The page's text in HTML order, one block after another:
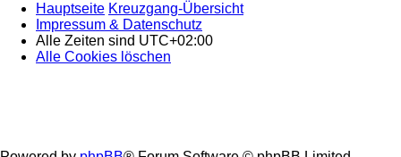
Hauptseite Kreuzgang-Übersicht
Impressum & Datenschutz
Alle Zeiten sind UTC+02:00
Alle Cookies löschen